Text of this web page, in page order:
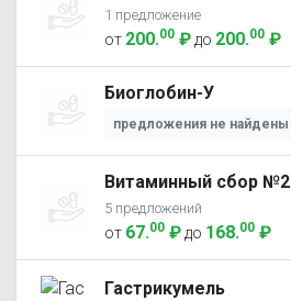
1 предложение
от 200.00 ₽ до 200.00 ₽
Биоглобин-У
предложения не найдены
Витаминный сбор №2
5 предложений
от 67.00 ₽ до 168.00 ₽
Гастрикумель